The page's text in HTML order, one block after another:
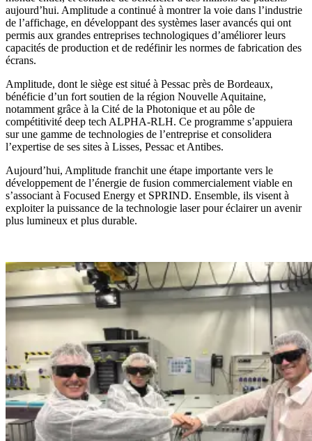
aujourd’hui. Amplitude a continué à montrer la voie dans l’industrie
de l’affichage, en développant des systèmes laser avancés qui ont
permis aux grandes entreprises technologiques d’améliorer leurs
capacités de production et de redéfinir les normes de fabrication des
écrans.
Amplitude, dont le siège est situé à Pessac près de Bordeaux,
bénéficie d’un fort soutien de la région Nouvelle Aquitaine,
notamment grâce à la Cité de la Photonique et au pôle de
compétitivité deep tech ALPHA-RLH. Ce programme s’appuiera
sur une gamme de technologies de l’entreprise et consolidera
l’expertise de ses sites à Lisses, Pessac et Antibes.
Aujourd’hui, Amplitude franchit une étape importante vers le
développement de l’énergie de fusion commercialement viable en
s’associant à Focused Energy et SPRIND. Ensemble, ils visent à
exploiter la puissance de la technologie laser pour éclairer un avenir
plus lumineux et plus durable.